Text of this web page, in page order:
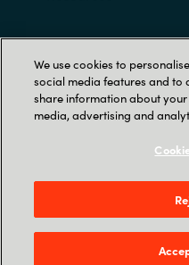
Customer terms and
Röntgenvägen 3D,
We use cookies to
social media features and to
share information about
media, advertising and